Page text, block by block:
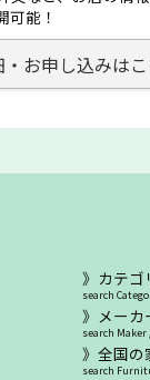
可能！
・お申し込みは
カテゴ
search
メー
search Maker
全国の
search